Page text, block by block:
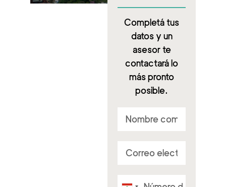
Completá tus
datos y un
asesor te
contactará lo
más pronto
posible.